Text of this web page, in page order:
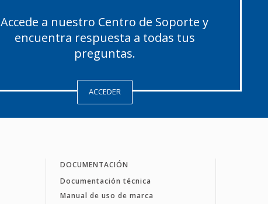
Accede a nuestro Centro de Soporte y
encuentra respuesta a todas tus
preguntas.
ACCEDER
DOCUMENTACIÓN
Documentación técnica
Manual de uso de marca